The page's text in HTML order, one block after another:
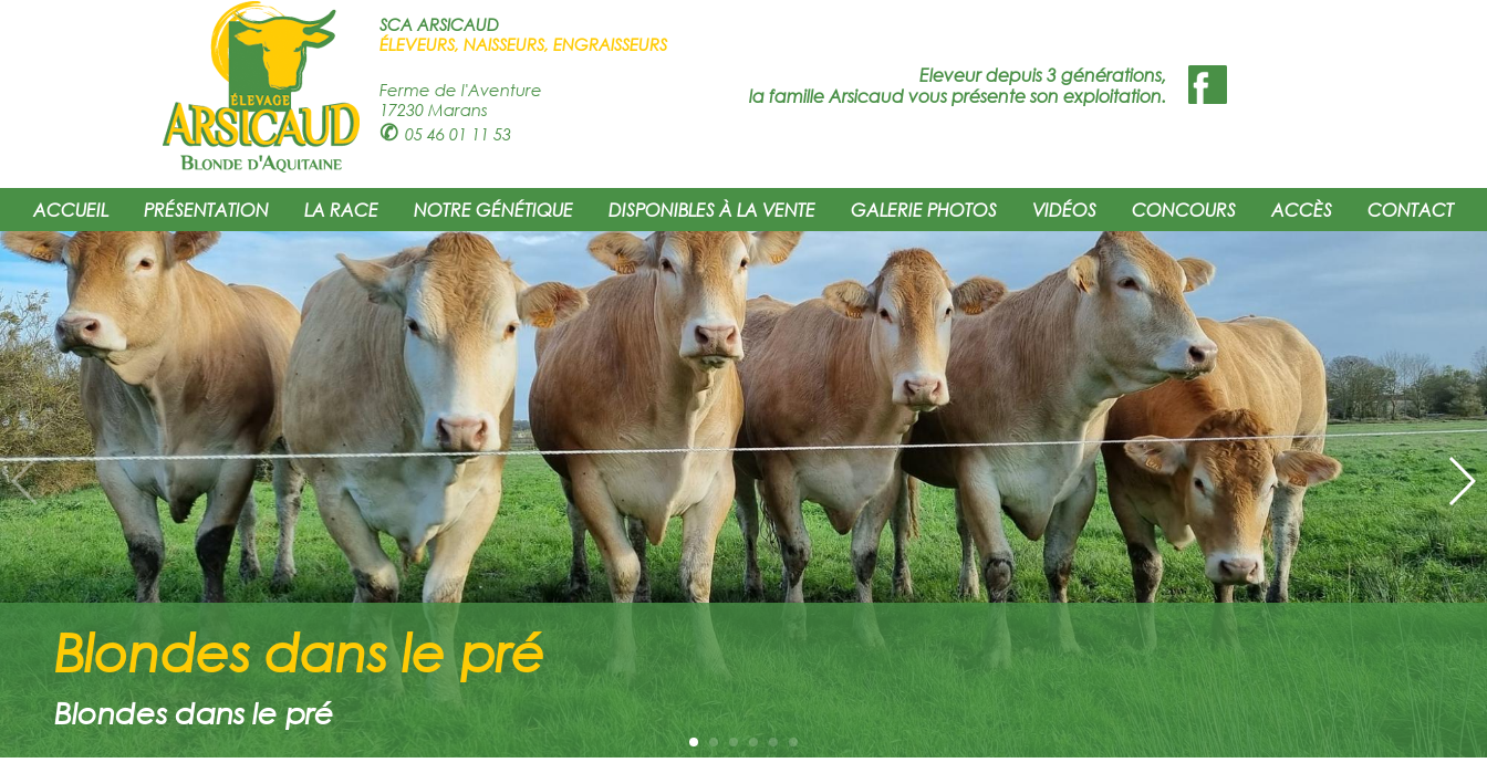
Eleveur depuis 3 générations,
la famille Arsicaud vous présente son exploitation.
SCA ARSICAUD
ÉLEVEURS, NAISSEURS, ENGRAISSEURS
Ferme de l'Aventure
17230 Marans
✆ 05 46 01 11 53
ACCUEIL PRÉSENTATION LA RACE NOTRE GÉNÉTIQUE DISPONIBLES À LA VENTE GALERIE PHOTOS VIDÉOS CONCOURS ACCÈS CONTACT
Blondes dans le pré
Blondes dans le pré